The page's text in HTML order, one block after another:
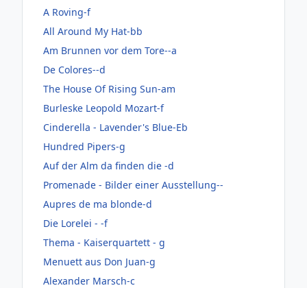
A Roving-f
All Around My Hat-bb
Am Brunnen vor dem Tore--a
De Colores--d
The House Of Rising Sun-am
Burleske Leopold Mozart-f
Cinderella - Lavender's Blue-Eb
Hundred Pipers-g
Auf der Alm da finden die -d
Promenade - Bilder einer Ausstellung--
Aupres de ma blonde-d
Die Lorelei - -f
Thema - Kaiserquartett - g
Menuett aus Don Juan-g
Alexander Marsch-c